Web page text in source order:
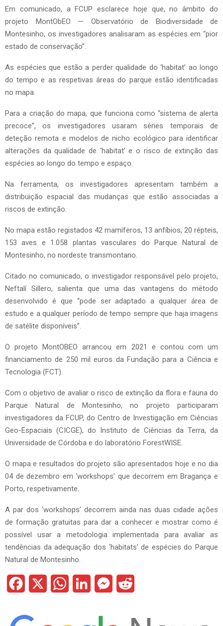
Em comunicado, a FCUP esclarece hoje que, no âmbito do
projeto MontObEO — Observatório de Biodiversidade de
Montesinho, os investigadores analisaram as espécies em “pior
estado de conservação”.
As espécies que estão a perder qualidade do ‘habitat’ ao longo
do tempo e as respetivas áreas do parque estão identificadas
no mapa.
Para a criação do mapa, que funciona como “sistema de alerta
precoce”, os investigadores usaram séries temporais de
deteção remota e modelos de nicho ecológico para identificar
alterações da qualidade de ‘habitat’ e o risco de extinção das
espécies ao longo do tempo e espaço.
Na ferramenta, os investigadores apresentam também a
distribuição espacial das mudanças que estão associadas a
riscos de extinção.
No mapa estão registados 42 mamíferos, 13 anfíbios, 20 répteis,
153 aves e 1.058 plantas vasculares do Parque Natural de
Montesinho, no nordeste transmontano.
Citado no comunicado, o investigador responsável pelo projeto,
Neftalí Sillero, salienta que uma das vantagens do método
desenvolvido é que “pode ser adaptado a qualquer área de
estudo e a qualquer período de tempo sempre que haja imagens
de satélite disponíveis”.
O projeto MontOBEO arrancou em 2021 e contou com um
financiamento de 250 mil euros da Fundação para a Ciência e
Tecnologia (FCT).
Com o objetivo de avaliar o risco de extinção da flora e fauna do
Parque Natural de Montesinho, no projeto participaram
investigadores da FCUP, do Centro de Investigação em Ciências
Geo-Espaciais (CICGE), do Instituto de Ciências da Terra, da
Universidade de Córdoba e do laboratório ForestWISE.
O mapa e resultados do projeto são apresentados hoje e no dia
04 de dezembro em ‘workshops’ que decorrem em Bragança e
Porto, respetivamente.
A par dos ‘workshops’ decorrem ainda nas duas cidade ações
de formação gratuitas para dar a conhecer e mostrar como é
possível usar a metodologia implementada para avaliar as
tendências da adequação dos ‘habitats’ de espécies do Parque
Natural de Montesinho.
c
M
d